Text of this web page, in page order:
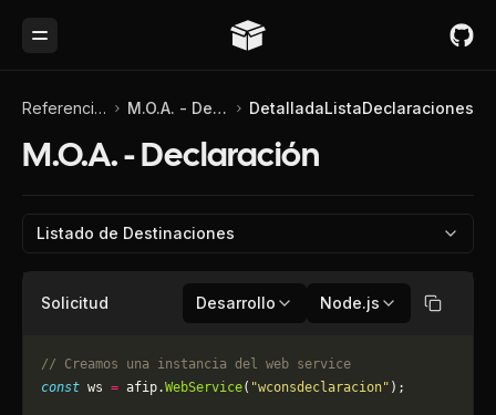
Toggle Menu
Referencia de API M.O.A. - Declaración DetalladaListaDeclaraciones
M.O.A. - Declaración
Listado de Destinaciones
Solicitud Desarrollo Node.js Copiar
// Creamos una instancia del web service
const ws = afip.WebService( "wconsdeclaracion" );